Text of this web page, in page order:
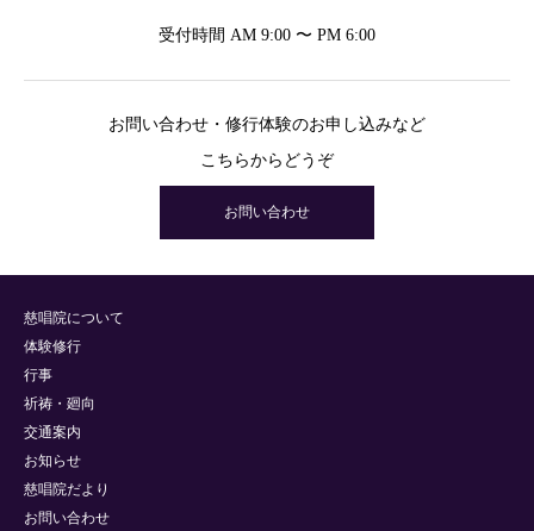
受付時間 AM 9:00 〜 PM 6:00
お問い合わせ・修行体験のお申し込みなど
こちらからどうぞ
お問い合わせ
慈唱院について
体験修行
行事
祈祷・廻向
交通案内
お知らせ
慈唱院だより
お問い合わせ